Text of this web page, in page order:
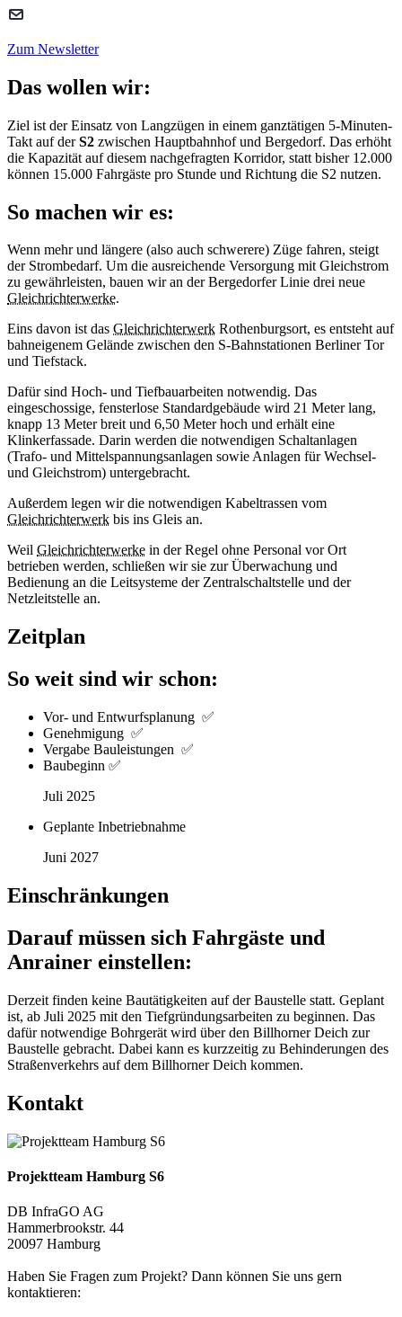
Zum Newsletter
Das wollen wir:
Ziel ist der Einsatz von Langzügen in einem ganztätigen 5-Minuten-
Takt auf derS2 zwischen Hauptbahnhof und Bergedorf. Das erhöht
die Kapazität auf diesem nachgefragten Korridor, statt bisher 12.000
können 15.000 Fahrgäste pro Stunde und Richtung die S2 nutzen.
So machen wir es:
Wenn mehr und längere (also auch schwerere) Züge fahren, steigt
der Strombedarf. Um die ausreichende Versorgung mit Gleichstrom
zu gewährleisten, bauen wir an der Bergedorfer Linie drei neue
Gleichrichterwerke.
Eins davon ist das Gleichrichterwerk Rothenburgsort, es entsteht auf
bahneigenem Gelände zwischen den S-Bahnstationen Berliner Tor
und Tiefstack.
Dafür sind Hoch- und Tiefbauarbeiten notwendig. Das
eingeschossige, fensterlose Standardgebäude wird 21 Meter lang,
knapp 13 Meter breit und 6,50 Meter hoch und erhält eine
Klinkerfassade. Darin werden die notwendigen Schaltanlagen
(Trafo- und Mittelspannungsanlagen sowie Anlagen für Wechsel-
und Gleichstrom) untergebracht.
Außerdem legen wir die notwendigen Kabeltrassen vom
Gleichrichterwerk bis ins Gleis an.
Weil Gleichrichterwerke in der Regel ohne Personal vor Ort
betrieben werden, schließen wir sie zur Überwachung und
Bedienung an die Leitsysteme der Zentralschaltstelle und der
Netzleitstelle an.
Zeitplan
So weit sind wir schon:
Vor- und Entwurfsplanung ✅
Genehmigung ✅
Vergabe Bauleistungen ✅
Baubeginn ✅
Juli 2025
Geplante Inbetriebnahme
Juni 2027
Einschränkungen
Darauf müssen sich Fahrgäste und
Anrainer einstellen:
Derzeit finden keine Bautätigkeiten auf der Baustelle statt. Geplant
ist, ab Juli 2025 mit den Tiefgründungsarbeiten zu beginnen. Das
dafür notwendige Bohrgerät wird über den Billhorner Deich zur
Baustelle gebracht. Dabei kann es kurzzeitig zu Behinderungen des
Straßenverkehrs auf dem Billhorner Deich kommen.
Kontakt
Projektteam Hamburg S6
DB InfraGO AG
Hammerbrookstr. 44
20097 Hamburg
Haben Sie Fragen zum Projekt? Dann können Sie uns gern
kontaktieren: